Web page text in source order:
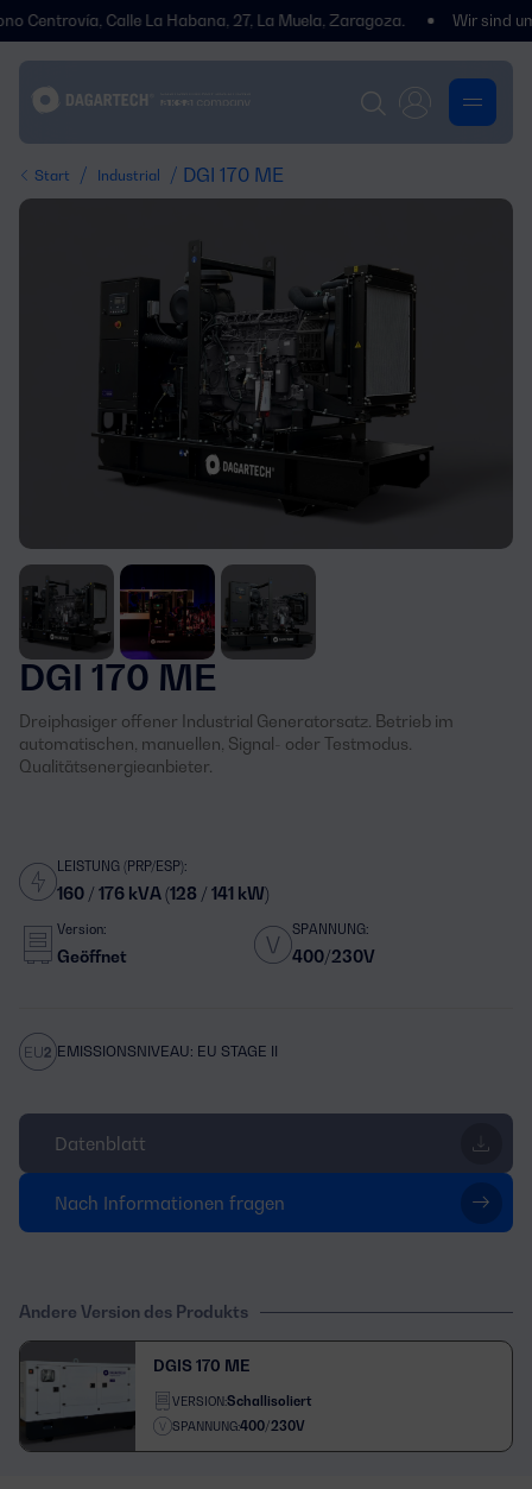
Calle La Habana, 27, La Muela, Zaragoza. Wir sind
Start / Industrial / DGI 170 ME
DGI 170 ME
Dreiphasiger offener Industrial Generatorsatz. Betrieb im
automatischen, manuellen, Signal- oder Testmodus.
Qualitätsenergieanbieter.
LEISTUNG (PRP/ESP):
160 / 176 kVA (128 / 141 kW)
Version:
Geöffnet
SPANNUNG:
400/230V
EMISSIONSNIVEAU: EU STAGE II
Datenblatt
Nach Informationen fragen
Andere Version des Produkts
DGIS 170 ME
VERSION:Schallisoliert
SPANNUNG:400/230V